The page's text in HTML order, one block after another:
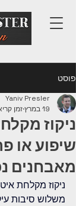
פוסט
ניקוז
שיפוע או
מאבחנים
Yaniv Presler
19 במרץ
זמן קריאה 5
ניקוז מקלחת
משלוש סיבות